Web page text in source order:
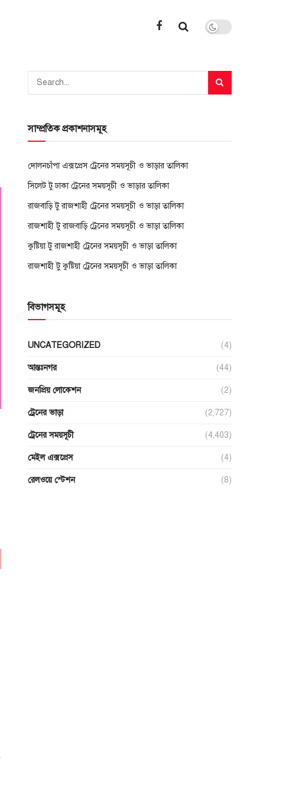
সাম্প্রতিক প্রকাশনাসমূহ
দোলনচাঁপা এক্সপ্রেস ট্রেনের সময়সূচী ও ভাড়ার তালিকা
সিলেট টু ঢাকা ট্রেনের সময়সূচী ও ভাড়ার তালিকা
রাজবাড়ি টু রাজশাহী ট্রেনের সময়সূচী ও ভাড়া তালিকা
রাজশাহী টু রাজবাড়ি ট্রেনের সময়সূচী ও ভাড়া তালিকা
কুষ্টিয়া টু রাজশাহী ট্রেনের সময়সূচী ও ভাড়া তালিকা
রাজশাহী টু কুষ্টিয়া ট্রেনের সময়সূচী ও ভাড়া তালিকা
বিভাগসমূহ
UNCATEGORIZED (4)
আন্তঃনগর (44)
জনপ্রিয় লোকেশন (2)
ট্রেনের ভাড়া (2,727)
ট্রেনের সময়সূচী (4,403)
মেইল এক্সপ্রেস (4)
রেলওয়ে স্টেশন (8)